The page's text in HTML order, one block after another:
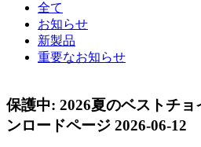
全て
お知らせ
新製品
重要なお知らせ
保護中: 2026夏のベストチ
ンロードページ 2026-06-12